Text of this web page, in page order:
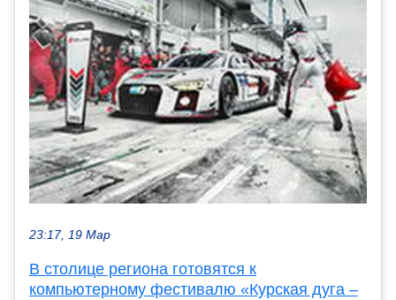
23:17, 19 Мар
В столице региона готовятся к
компьютерному фестивалю «Курская дуга –